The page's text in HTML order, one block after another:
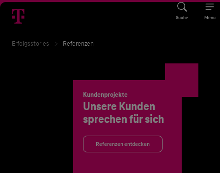
Suche Menü
Erfolgsstories Referenzen
Kundenprojekte
Unsere Kunden
sprechen für sich
Referenzen entdecken